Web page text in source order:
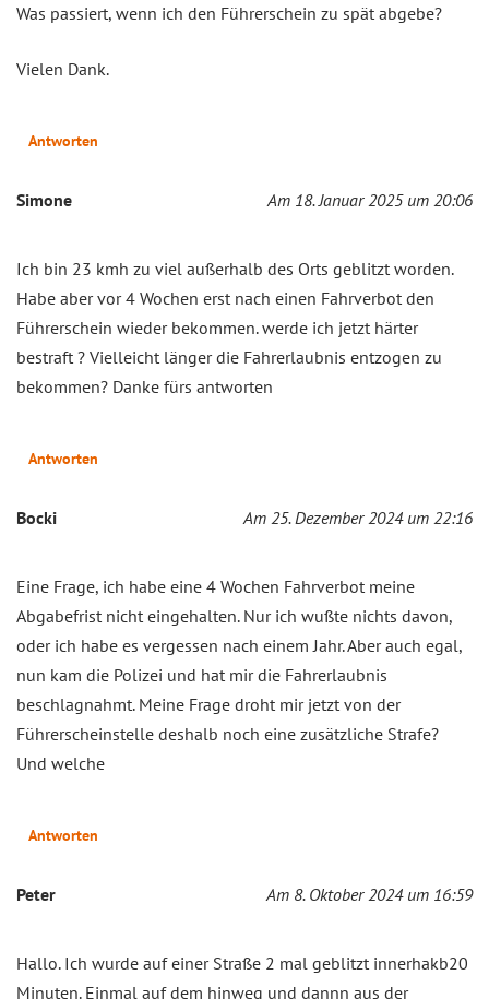
Was passiert, wenn ich den Führerschein zu spät abgebe?
Vielen Dank.
Antworten
Simone Am 18. Januar 2025 um 20:06
Ich bin 23 kmh zu viel außerhalb des Orts geblitzt worden.
Habe aber vor 4 Wochen erst nach einen Fahrverbot den
Führerschein wieder bekommen. werde ich jetzt härter
bestraft ? Vielleicht länger die Fahrerlaubnis entzogen zu
bekommen? Danke fürs antworten
Antworten
Bocki Am 25. Dezember 2024 um 22:16
Eine Frage, ich habe eine 4 Wochen Fahrverbot meine
Abgabefrist nicht eingehalten. Nur ich wußte nichts davon,
oder ich habe es vergessen nach einem Jahr. Aber auch egal,
nun kam die Polizei und hat mir die Fahrerlaubnis
beschlagnahmt. Meine Frage droht mir jetzt von der
Führerscheinstelle deshalb noch eine zusätzliche Strafe?
Und welche
Antworten
Peter Am 8. Oktober 2024 um 16:59
Hallo. Ich wurde auf einer Straße 2 mal geblitzt innerhakb20
Minuten. Einmal auf dem hinweg und dannn aus der